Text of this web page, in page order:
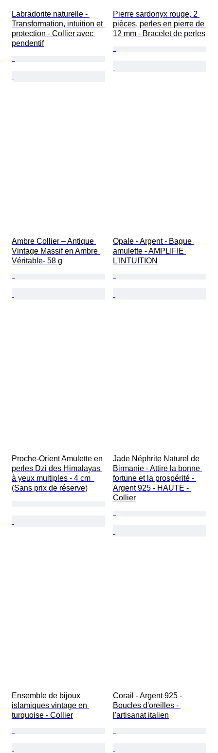
Labradorite naturelle -
Transformation, intuition et
protection - Collier avec
pendentif
Pierre sardonyx rouge, 2
pièces, perles en pierre de
12 mm - Bracelet de perles
Ambre Collier – Antique
Vintage Massif en Ambre
Véritable- 58 g
Opale - Argent - Bague
amulette - AMPLIFIE
L'INTUITION
Proche-Orient Amulette en
perles Dzi des Himalayas
à yeux multiples - 4 cm
(Sans prix de réserve)
Jade Néphrite Naturel de
Birmanie - Attire la bonne
fortune et la prospérité -
Argent 925 - HAUTE -
Collier
Ensemble de bijoux
islamiques vintage en
turquoise - Collier
Corail - Argent 925 -
Boucles d'oreilles -
l'artisanat italien